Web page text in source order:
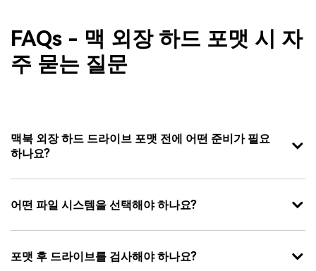
FAQs - 맥 외장 하드 포맷 시 자
주 묻는 질문
맥북 외장 하드 드라이브 포맷 전에 어떤 준비가 필요
하나요?
어떤 파일 시스템을 선택해야 하나요?
포맷 후 드라이브를 검사해야 하나요?